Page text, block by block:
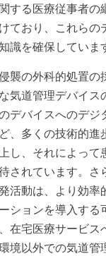
する医療従事者の
ており、これらの
識を確保していま
襲の外科的処置の
気道管理デバイス
デバイスへのデジ
、多くの技術的進
し、それによって
されています。さ
活動は、より効率
ションを導入する
在宅医療サービス
境以外での気道管